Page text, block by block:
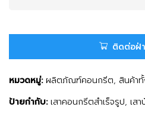
ติดต่อฝ่
หมวดหมู่: ผลิตภัณฑ์คอนกรีต, สินค้า
ป้ายกำกับ: เสาคอนกรีตสำเร็จรูป, เสา